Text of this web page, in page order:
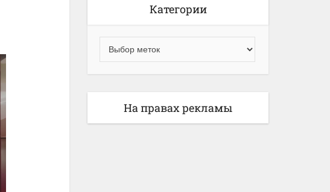
Категории
На правах рекламы